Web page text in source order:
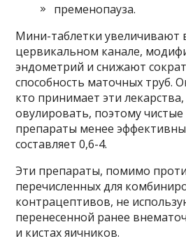
пременопауза.
Мини-таблетки увеличивают
цервикальном канале,
эндометрий и снижают
способность маточных труб.
кто принимает эти
овулировать, поэтому чистые
препараты менее
составляет 0,6-4.
Эти препараты, помимо
перечисленных для
контрацептивов, не
перенесенной ранее
и кистах яичников.